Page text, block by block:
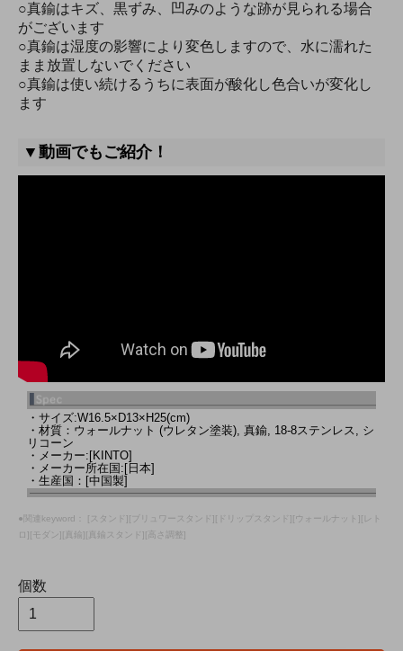
○真鍮はキズ、黒ずみ、凹みのような跡が見られる場合
がございます
○真鍮は湿度の影響により変色しますので、水に濡れた
まま放置しないでください
○真鍮は使い続けるうちに表面が酸化し色合いが変化し
ます
▼動画でもご紹介！
・サイズ:W16.5×D13×H25(cm)
・材質：ウォールナット (ウレタン塗装), 真鍮, 18-8ステンレス, シ
リコーン
・メーカー:[KINTO]
・メーカー所在国:[日本]
・生産国：[中国製]
●関連keyword： [スタンド][ブリュワースタンド][ドリップスタンド][ウォールナット][レト
ロ][モダン][真鍮][真鍮スタンド][高さ調整]
個数